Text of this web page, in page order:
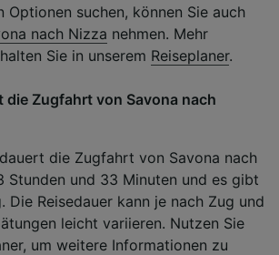
Optionen suchen, können Sie auch
nach Nizza nehmen. Mehr
Sie in unserem Reiseplaner.
die Zugfahrt von Savona nach
die Zugfahrt von Savona nach
Stunden und 33 Minuten und es gibt
Die Reisedauer kann je nach Zug und
leicht variieren. Nutzen Sie
um weitere Informationen zu